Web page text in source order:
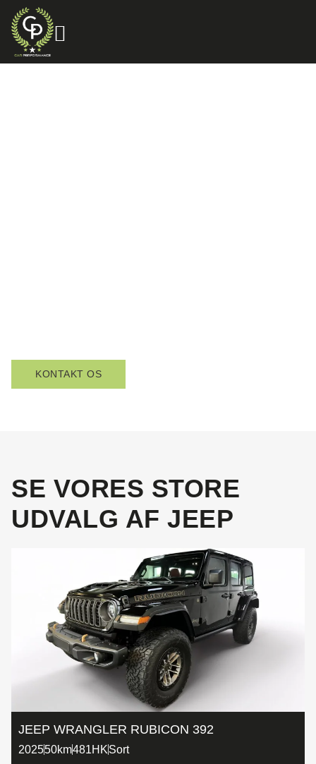
KONTAKT OS
SE VORES STORE
UDVALG AF JEEP
JEEP WRANGLER RUBICON 392
202550km481HKSort